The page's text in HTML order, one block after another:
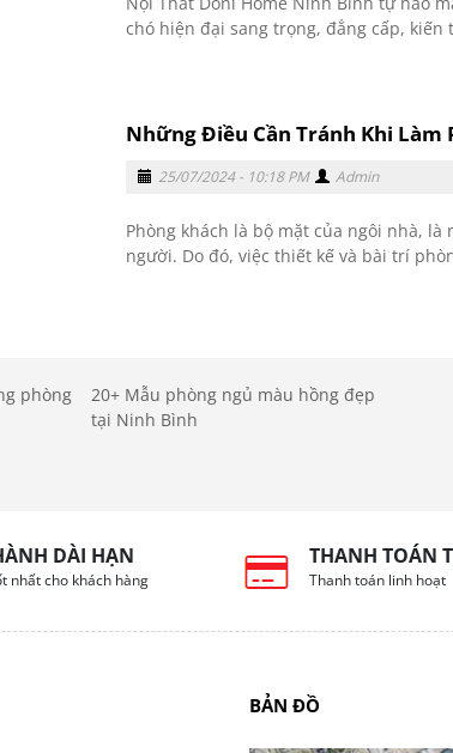
chó hiện đại sang trọng, đẳng cấp, kiến
Những Điều Cần Tránh Khi Làm
25/07/2024 - 10:18 PM Admin
Phòng khách là bộ mặt của ngôi nhà,
người. Do đó, việc thiết kế và bài trí
phòng
20+ Mẫu phòng ngủ màu hồng đẹp
tại Ninh Bình
DÀI HẠN
nhất cho khách hàng
THANH TOÁN
Thanh toán linh hoạt
BẢN ĐỒ